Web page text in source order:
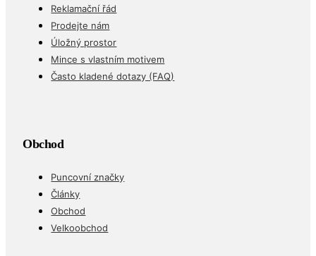
Reklamační řád
Prodejte nám
Úložný prostor
Mince s vlastním motivem
Často kladené dotazy (FAQ)
Obchod
Puncovní značky
Články
Obchod
Velkoobchod